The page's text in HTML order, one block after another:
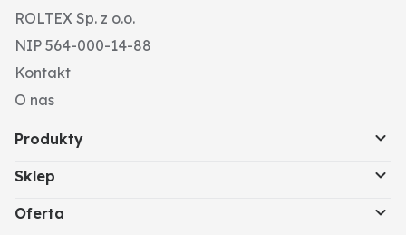
ROLTEX Sp. z o.o.
NIP 564-000-14-88
Kontakt
O nas
Produkty
Sklep
Oferta